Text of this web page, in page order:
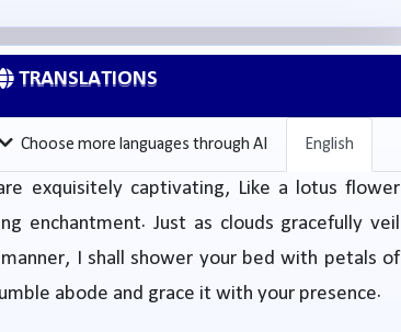
TRANSLATIONS
English
Choose more languages through AI
exquisitely captivating, Like a lotus flower
enchantment. Just as clouds gracefully veil
I shall shower your bed with petals of
abode and grace it with your presence.